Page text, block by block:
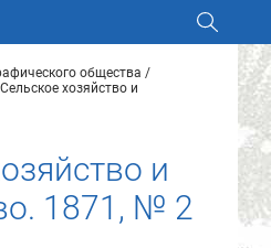
общества
Сельское хозяйство и
и
1871, № 2